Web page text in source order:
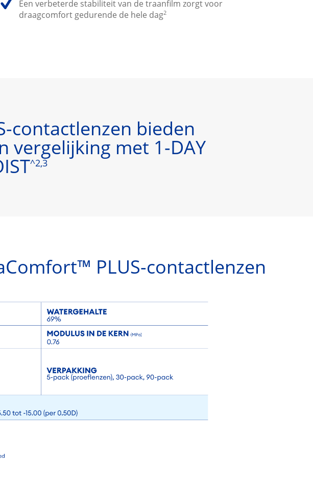
Een verbeterde stabiliteit van de traanfilm zorgt voor
draagcomfort gedurende de hele dag2
contactlenzen bieden
met 1-DAY
^2,3
PLUS-contactlenzen